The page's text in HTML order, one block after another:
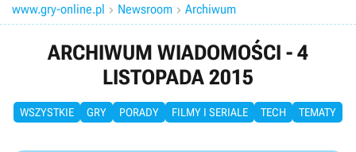
www.gry-online.pl  Newsroom  Archiwum
ARCHIWUM WIADOMOŚCI - 4
LISTOPADA 2015
WSZYSTKIE GRY PORADY FILMY I SERIALE TECH TEMATY